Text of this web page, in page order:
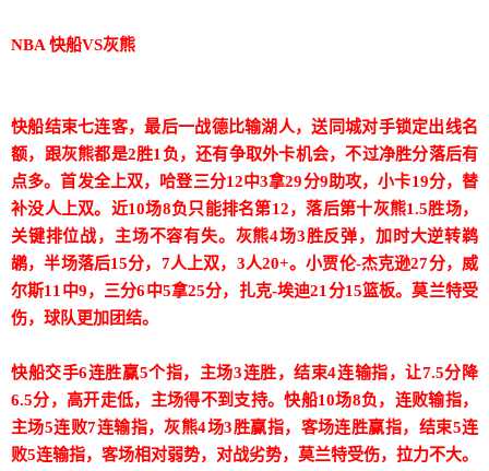
NBA 快船VS灰熊
快船结束七连客，最后一战德比输湖人，送同城对手锁定出线名
额，跟灰熊都是2胜1负，还有争取外卡机会，不过净胜分落后有
点多。首发全上双，哈登三分12中3拿29分9助攻，小卡19分，替
补没人上双。近10场8负只能排名第12，落后第十灰熊1.5胜场，
关键排位战，主场不容有失。灰熊4场3胜反弹，加时大逆转鹈
鹕，半场落后15分，7人上双，3人20+。小贾伦-杰克逊27分，威
尔斯11中9，三分6中5拿25分，扎克-埃迪21分15篮板。莫兰特受
伤，球队更加团结。
快船交手6连胜赢5个指，主场3连胜，结束4连输指，让7.5分降
6.5分，高开走低，主场得不到支持。快船10场8负，连败输指，
主场5连败7连输指，灰熊4场3胜赢指，客场连胜赢指，结束5连
败5连输指，客场相对弱势，对战劣势，莫兰特受伤，拉力不大。